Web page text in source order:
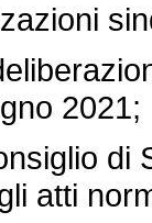
2021;
di
atti